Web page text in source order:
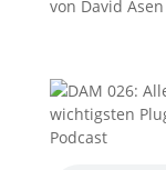
von David Asen